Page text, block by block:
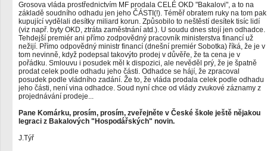
Grosova vláda prostřednictvím MF prodala CELÉ OKD "Bakalovi", a to na
základě soudního odhadu jen jeho ČÁSTI(!). Téměř obratem ruky na tom pak
kupující vydělali desítky miliard korun. Způsobilo to neštěstí desítek tisíc lidí
(viz např. byty OKD, ztráta zaměstnání atd.). U soudu dnes stojí jen odhadce.
Tehdejší premiér ani přímo zodpovědný pracovník ministerstva financí už
nežijí. Přímo odpovědný ministr financí (dnešní premiér Sobotka) říká, že je v
tom nevinně, když podepsal takovýto prodej v důvěře, že ta cena je v
pořádku. Smlouvu i posudek měl k dispozici, ale nevěděl prý, že je špatně
prodat celek podle odhadu jeho části. Odhadce se hájí, že zpracoval
posudek podle vládního zadání. Že to, že vláda prodala celek podle odhadu
jeho části, není vina odhadce. Soud nyní chce od vlády zvukové záznamy z
projednávání prodeje...
Pane Komárku, prosím, prosím, zveřejněte v České škole ještě nějakou
legraci z Bakalových "Hospodářských" novin.
J.Týř